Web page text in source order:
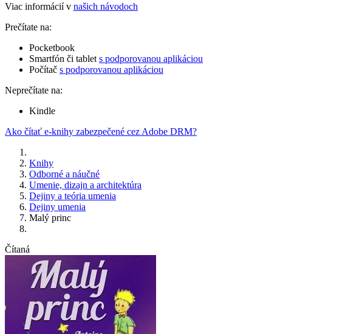
Viac informácií v našich návodoch
Prečítate na:
Pocketbook
Smartfón či tablet s podporovanou aplikáciou
Počítač s podporovanou aplikáciou
Neprečítate na:
Kindle
Ako čítať e-knihy zabezpečené cez Adobe DRM?
Knihy
Odborné a náučné
Umenie, dizajn a architektúra
Dejiny a teória umenia
Dejiny umenia
Malý princ
Čítaná